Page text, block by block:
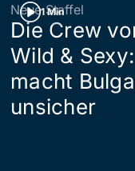
1 Min
Neue Staffel
Die Crew
Wild &
macht
unsicher